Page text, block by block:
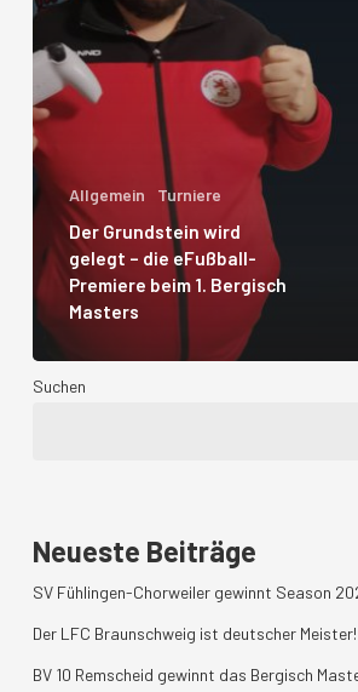
Allgemein Turniere
Der Grundstein wird
gelegt – die eFußball-
Premiere beim 1. Bergisch
Masters
Suchen
Neueste Beiträge
SV Fühlingen-Chorweiler gewinnt Season
Der LFC Braunschweig ist deutscher Meister!
BV 10 Remscheid gewinnt das Bergisch